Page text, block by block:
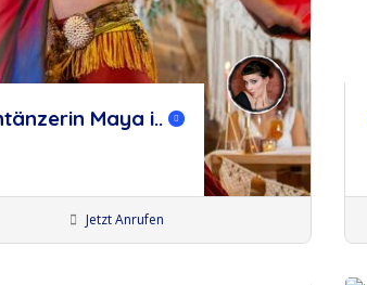
Maya i..
Jetzt Anrufen